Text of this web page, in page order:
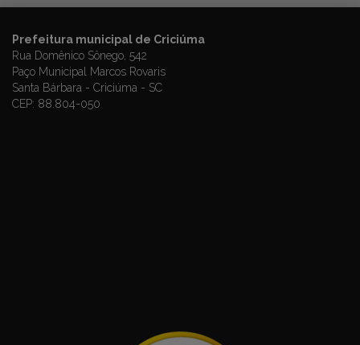
Prefeitura municipal de Criciúma
Rua Domênico Sônego, 542
Paço Municipal Marcos Rovaris
Santa Bárbara - Criciúma - SC
CEP: 88.804-050